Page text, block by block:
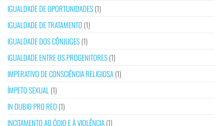
IGUALDADE DE OPORTUNIDADES(1)
IGUALDADE DE TRATAMENTO (1)
IGUALDADE DOS CÔNJUGES(1)
IGUALDADE ENTRE OS PROGENITORES(1)
IMPERATIVO DE CONSCIÊNCIA RELIGIOSA(1)
ÍMPETO SEXUAL (1)
IN DUBIO PRO REO (1)
INCITAMENTO AO ÓDIO E À VIOLÊNCIA(1)